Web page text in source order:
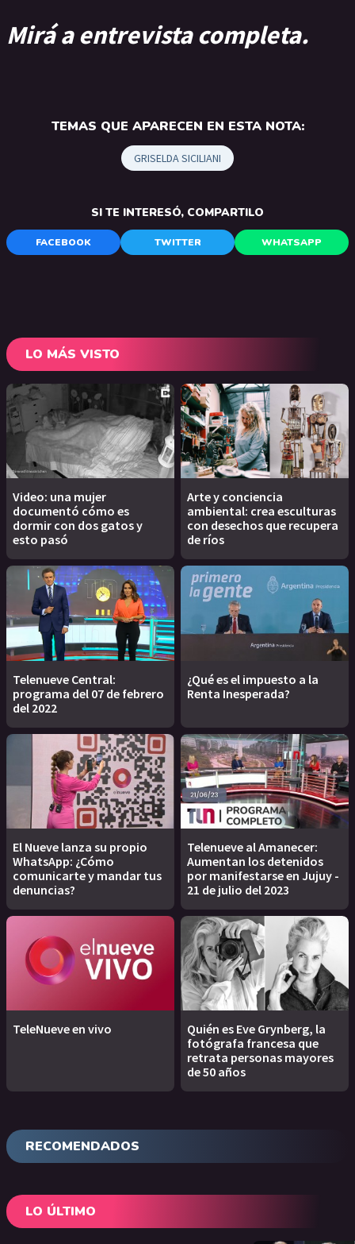
Mirá a entrevista completa.
TEMAS QUE APARECEN EN ESTA NOTA:
GRISELDA SICILIANI
SI TE INTERESÓ, COMPARTILO
FACEBOOK TWITTER WHATSAPP
LO MÁS VISTO
Video: una mujer
documentó cómo es
dormir con dos gatos y
esto pasó
Arte y conciencia
ambiental: crea esculturas
con desechos que recupera
de ríos
Telenueve Central:
programa del 07 de febrero
del 2022
¿Qué es el impuesto a la
Renta Inesperada?
El Nueve lanza su propio
WhatsApp: ¿Cómo
comunicarte y mandar tus
denuncias?
Telenueve al Amanecer:
Aumentan los detenidos
por manifestarse en Jujuy -
21 de julio del 2023
TeleNueve en vivo
Quién es Eve Grynberg, la
fotógrafa francesa que
retrata personas mayores
de 50 años
RECOMENDADOS
LO ÚLTIMO